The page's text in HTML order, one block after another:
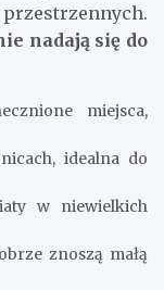
nadają się do
miejsca,
idealna do
w niewielkich
znoszą małą